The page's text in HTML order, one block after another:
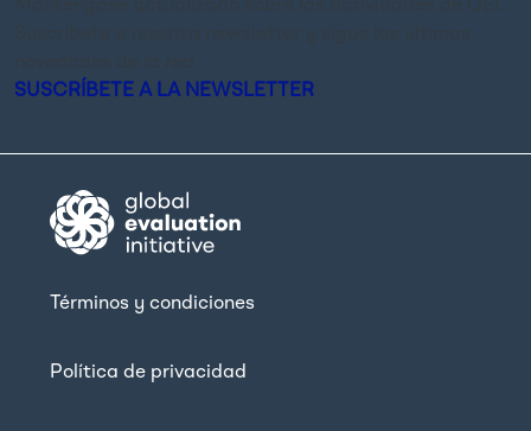
SUSCRÍBETE A LA NEWSLETTER
Términos y condiciones
Política de privacidad